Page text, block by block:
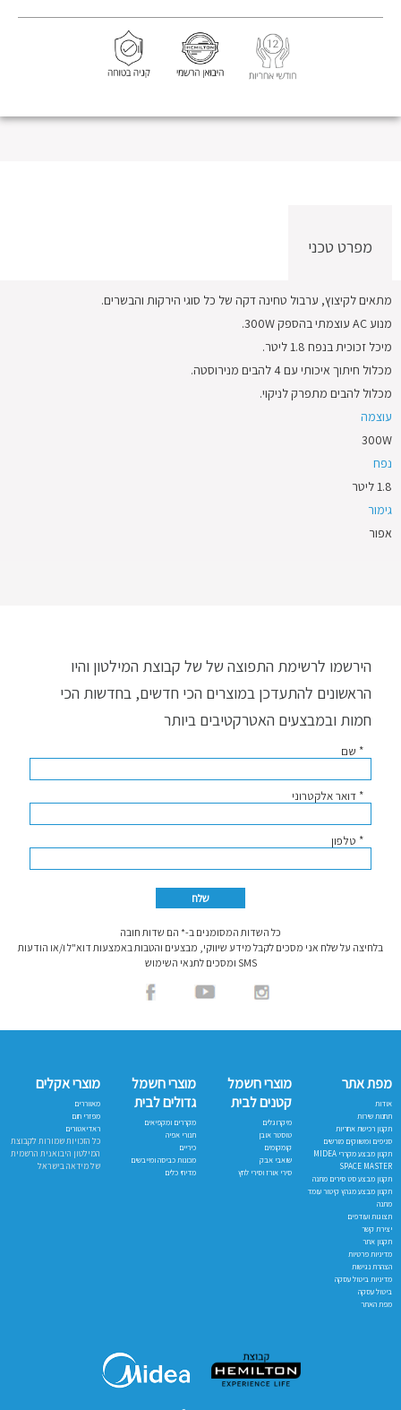
מפרט טכני
מתאים לקיצוץ, ערבול טחינה דקה של כל סוגי הירקות והבשרים.
מנוע AC עוצמתי בהספק 300W.
מיכל זכוכית בנפח 1.8 ליטר.
מכלול חיתוך איכותי עם 4 להבים מנירוסטה.
מכלול להבים מתפרק לניקוי.
עוצמה
300W
נפח
1.8 ליטר
גימור
אפור
הירשמו לרשימת התפוצה של של קבוצת המילטון והיו
הראשונים להתעדכן במוצרים הכי חדשים, בחדשות הכי
חמות ובמבצעים האטרקטיבים ביותר
* שם
* דואר אלקטרוני
* טלפון
כל השדות המסומנים ב-* הם שדות חובה
בלחיצה על שלח אני מסכים לקבל מידע שיווקי, מבצעים והטבות באמצעות דוא"ל ו/או הודעות
SMS ומסכים לתנאי השימוש
מפת אתר
אודות
תחנות שירות
תקנון רכישת אחריות
סניפים ומשווקים מורשים
תקנון מבצע מקררי MIDEA
SPACE MASTER
תקנון מבצע סט סירים מתנה
תקנון מבצע מגהץ קיטור עומד
מתנה
תצוגות ועודפים
יצירת קשר
תקנון אתר
מדיניות פרטיות
הצהרת נגישות
מדיניות ביטול עסקה
ביטול עסקה
מפת האתר
מוצרי חשמל
קטנים לבית
מיקרוגלים
טוסטר אובן
קומקומים
שואבי אבק
סירי אורז וסירי לחץ
מוצרי חשמל
גדולים לבית
מקררים ומקפיאים
תנורי אפיה
כיריים
מכונות כביסה ומייבשים
מדיחי כלים
מוצרי אקלים
מאווררים
מפזרי חום
ראדיאטורים
כל הזכויות שמורות לקבוצת
המילטון היבואנית הרשמית
של מידאה בישראל